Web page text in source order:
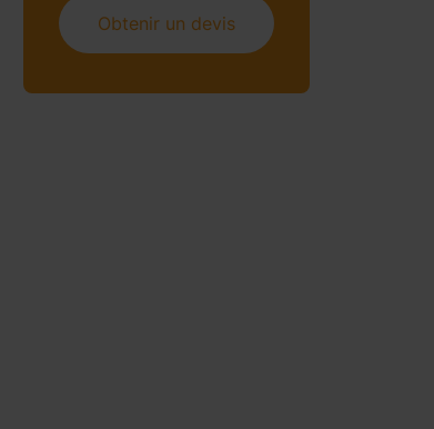
Obtenir un devis